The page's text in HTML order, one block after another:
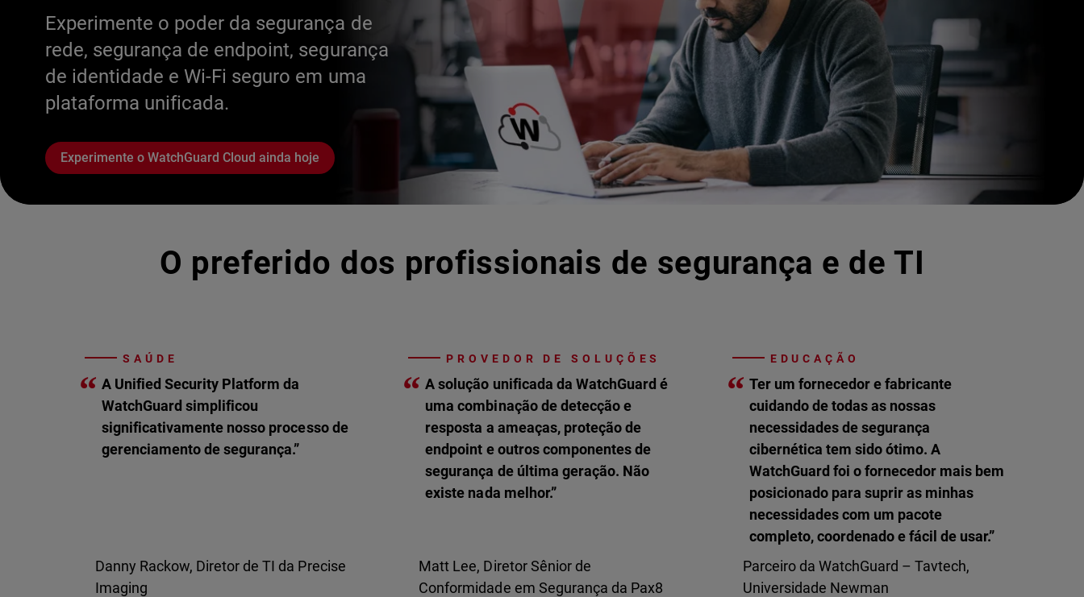
Experimente o poder da segurança de
rede, segurança de endpoint, segurança
de identidade e Wi-Fi seguro em uma
plataforma unificada.
Experimente o WatchGuard Cloud ainda hoje
O preferido dos profissionais de segurança e de TI
SAÚDE
“ A Unified Security Platform da
WatchGuard simplificou
significativamente nosso processo de
gerenciamento de segurança.”
Danny Rackow, Diretor de TI da Precise
Imaging
PROVEDOR DE SOLUÇÕES
“ A solução unificada da WatchGuard é
uma combinação de detecção e
resposta a ameaças, proteção de
endpoint e outros componentes de
segurança de última geração. Não
existe nada melhor.”
Matt Lee, Diretor Sênior de
Conformidade em Segurança da Pax8
EDUCAÇÃO
“ Ter um fornecedor e fabricante
cuidando de todas as nossas
necessidades de segurança
cibernética tem sido ótimo. A
WatchGuard foi o fornecedor mais bem
posicionado para suprir as minhas
necessidades com um pacote
completo, coordenado e fácil de usar.”
Parceiro da WatchGuard – Tavtech,
Universidade Newman